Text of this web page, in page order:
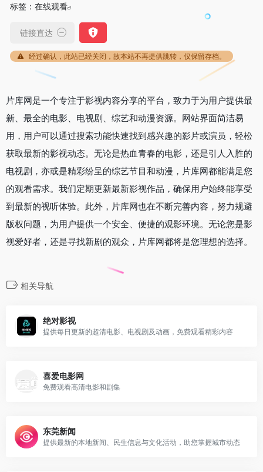
标签： 在线观看
链接直达
经过确认，此站已经关闭，故本站不再提供跳转，仅保留存档。
片库网是一个专注于影视内容分享的平台，致力于为用户提供最
新、最全的电影、电视剧、综艺和动漫资源。网站界面简洁易
用，用户可以通过搜索功能快速找到感兴趣的影片或演员，轻松
获取最新的影视动态。无论是热血青春的电影，还是引人入胜的
电视剧，亦或是精彩纷呈的综艺节目和动漫，片库网都能满足您
的观看需求。我们定期更新最新影视作品，确保用户始终能享受
到最新的视听体验。此外，片库网也在不断完善内容，努力规避
版权问题，为用户提供一个安全、便捷的观影环境。无论您是影
视爱好者，还是寻找新剧的观众，片库网都将是您理想的选择。
相关导航
绝对影视
提供每日更新的超清电影、电视剧及动画，免费观看精彩内容
喜爱电影网
免费观看高清电影和剧集
东莞新闻
提供最新的本地新闻、民生信息与文化活动，助您掌握城市动态